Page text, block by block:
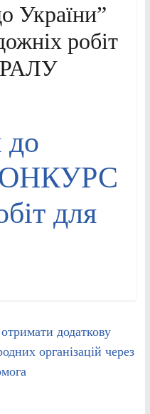
України”
робіт
до
для
додаткову
організацій через